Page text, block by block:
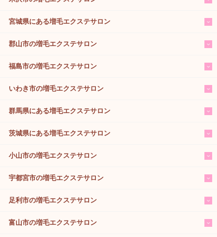
宮城県にある増毛エクステサロン
郡山市の増毛エクステサロン
福島市の増毛エクステサロン
いわき市の増毛エクステサロン
群馬県にある増毛エクステサロン
茨城県にある増毛エクステサロン
小山市の増毛エクステサロン
宇都宮市の増毛エクステサロン
足利市の増毛エクステサロン
富山市の増毛エクステサロン